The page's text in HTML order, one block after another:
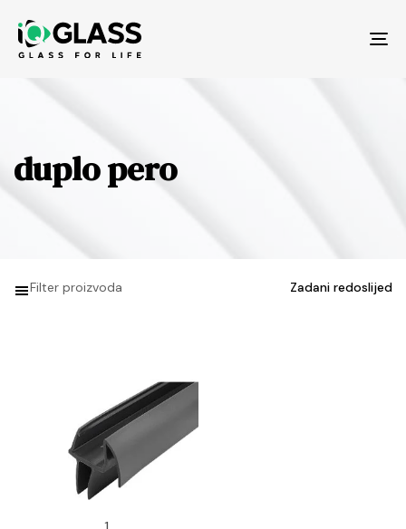
duplo pero
Filter proizvoda